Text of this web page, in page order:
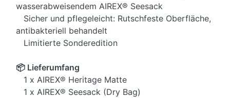
wasserabweisendem AIREX® Seesack
Sicher und pflegeleicht: Rutschfeste Oberfläche,
antibakteriell behandelt
Limitierte Sonderedition
📦 Lieferumfang
1 x AIREX® Heritage Matte
1 x AIREX® Seesack (Dry Bag)